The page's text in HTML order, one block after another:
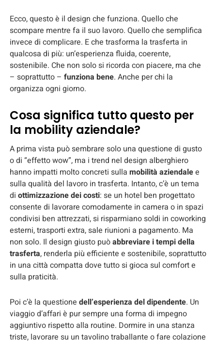
Ecco, questo è il design che funziona. Quello che
scompare mentre fa il suo lavoro. Quello che semplifica
invece di complicare. E che trasforma la trasferta in
qualcosa di più: un’esperienza fluida, coerente,
sostenibile. Che non solo si ricorda con piacere, ma che
– soprattutto – funziona bene. Anche per chi la
organizza ogni giorno.
Cosa significa tutto questo per
la mobility aziendale?
A prima vista può sembrare solo una questione di gusto
o di “effetto wow”, ma i trend nel design alberghiero
hanno impatti molto concreti sulla mobilità aziendalee
sulla qualità del lavoro in trasferta. Intanto, c’è un tema
di ottimizzazione dei costi: se un hotel ben progettato
consente di lavorare comodamente in camera o in spazi
condivisi ben attrezzati, si risparmiano soldi in coworking
esterni, trasporti extra, sale riunioni a pagamento. Ma
non solo. Il design giusto puòabbreviare i tempi della
trasferta, renderla più efficiente e sostenibile, soprattutto
in una città compatta dove tutto si gioca sul comfort e
sulla praticità.
Poi c’è la questione dell’esperienza del dipendente. Un
viaggio d’affari è pur sempre una forma di impegno
aggiuntivo rispetto alla routine. Dormire in una stanza
triste, lavorare su un tavolino traballante o fare colazione